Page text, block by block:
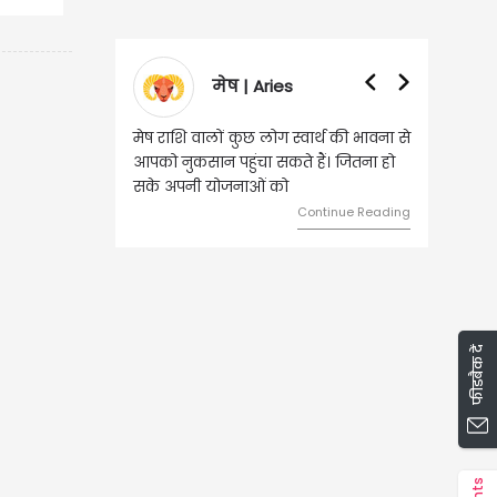
वृषभ | Taurus
वृष राशि वालों आय के स्त्रोत बढ़ने से रुके
हुए कार्यों में गति आएगी। युवा वर्ग भविष्य
को लेकर ज्यादा फोकस रहेंगे।
Continue Reading
फीडबैक दें